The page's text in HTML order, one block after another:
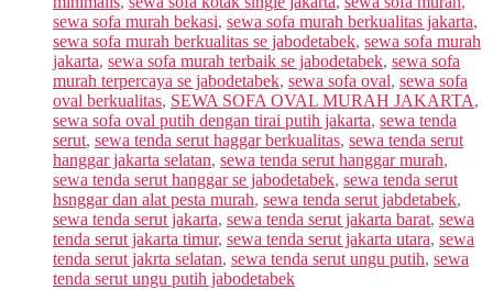
sewa sofa murah bekasi, sewa sofa murah berkualitas jakarta,
sewa sofa murah berkualitas se jabodetabek, sewa sofa murah
jakarta, sewa sofa murah terbaik se jabodetabek, sewa sofa
murah terpercaya se jabodetabek, sewa sofa oval, sewa sofa
oval berkualitas, SEWA SOFA OVAL MURAH JAKARTA,
sewa sofa oval putih dengan tirai putih jakarta, sewa tenda
serut, sewa tenda serut haggar berkualitas, sewa tenda serut
hanggar jakarta selatan, sewa tenda serut hanggar murah,
sewa tenda serut hanggar se jabodetabek, sewa tenda serut
hsnggar dan alat pesta murah, sewa tenda serut jabdetabek,
sewa tenda serut jakarta, sewa tenda serut jakarta barat, sewa
tenda serut jakarta timur, sewa tenda serut jakarta utara, sewa
tenda serut jakrta selatan, sewa tenda serut ungu putih, sewa
tenda serut ungu putih jabodetabek